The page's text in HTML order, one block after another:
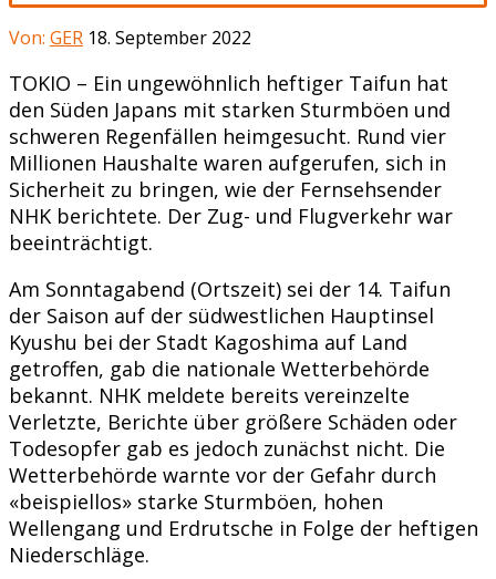
Von: GER 18. September 2022
TOKIO – Ein ungewöhnlich heftiger Taifun hat
den Süden Japans mit starken Sturmböen und
schweren Regenfällen heimgesucht. Rund vier
Millionen Haushalte waren aufgerufen, sich in
Sicherheit zu bringen, wie der Fernsehsender
NHK berichtete. Der Zug- und Flugverkehr war
beeinträchtigt.
Am Sonntagabend (Ortszeit) sei der 14. Taifun
der Saison auf der südwestlichen Hauptinsel
Kyushu bei der Stadt Kagoshima auf Land
getroffen, gab die nationale Wetterbehörde
bekannt. NHK meldete bereits vereinzelte
Verletzte, Berichte über größere Schäden oder
Todesopfer gab es jedoch zunächst nicht. Die
Wetterbehörde warnte vor der Gefahr durch
«beispiellos» starke Sturmböen, hohen
Wellengang und Erdrutsche in Folge der heftigen
Niederschläge.